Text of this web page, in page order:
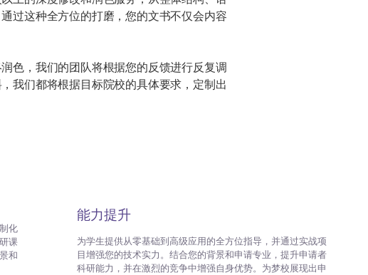
过这种全方位的打磨，您的文书不仅会内容
色，我们的团队将根据您的反馈进行反复调
我们都将根据目标院校的具体要求，定制出
化
课
和
能力提升
为学生提供从零基础到高级应用的全方位指导，并通过实战项
目增强您的技术实力。结合您的背景和申请专业，提升申请者
科研能力，并在激烈的竞争中增强自身优势。为梦校展现出申